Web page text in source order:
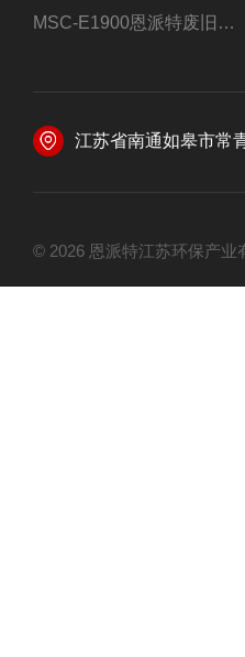
MSC-E1900恩派特废旧锂电池极片破碎处理设备
江苏省南通如皋市常
© 2026 恩派特江苏环保产